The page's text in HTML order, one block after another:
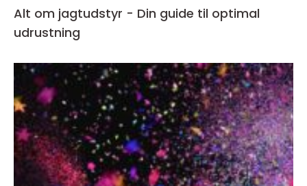
Alt om jagtudstyr - Din guide til optimal
udrustning